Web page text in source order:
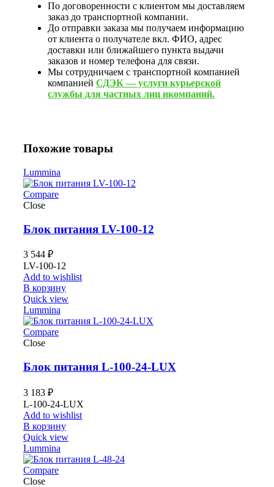
По договоренности с клиентом мы доставляем
заказ до транспортной компании.
До отправки заказа мы получаем информацию
от клиента о получателе вкл. ФИО, адрес
доставки или ближайшего пункта выдачи
заказов и номер телефона для связи.
Мы сотрудничаем с транспортной компанией
компанией СДЭК — услуги курьерской
службы для частных лиц икомпаний.
Похожие товары
Lummina
Compare
Close
Блок питания LV-100-12
3 544 ₽
LV-100-12
Add to wishlist
В корзину
Quick view
Lummina
Compare
Close
Блок питания L-100-24-LUX
3 183 ₽
L-100-24-LUX
Add to wishlist
В корзину
Quick view
Lummina
Compare
Close